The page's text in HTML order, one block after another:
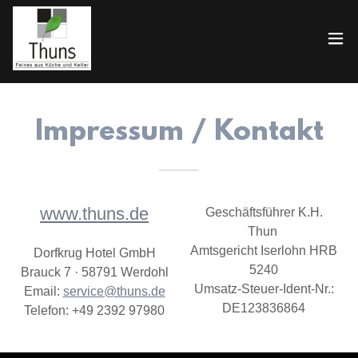
Impressum / Kontakt
www.thuns.de
Dorfkrug Hotel GmbH
Brauck 7 · 58791 Werdohl
Email: service@thuns.de
Telefon: +49 2392 97980
Geschäftsführer K.H.
Thun
Amtsgericht Iserlohn HRB
5240
Umsatz-Steuer-Ident-Nr.:
DE123836864